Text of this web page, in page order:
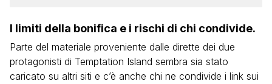
I limiti della bonifica e i rischi di chi condivide.
Parte del materiale proveniente dalle dirette dei due
protagonisti di Temptation Island sembra sia stato
caricato su altri siti e c’è anche chi ne condivide i link sui